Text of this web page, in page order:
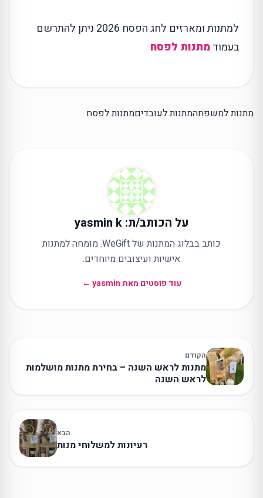
למתנות ומארזים לחג הפסח 2026 ניתן להתרשם
בעמודמתנות לפסח
מתנות למשפחהמתנות לעובדיםמתנות לפסח
על הכותב/ת: yasmin k
כותב בבלוג המתנות של WeGift. מומחה למתנות
אישיות ועיצובים מיוחדים.
עוד פוסטים מאת yasmin ←
הקודם
מתנות לראש השנה – בחירת מתנות מושלמות
לראש השנה
הבא
רעיונות למשלוחי מנות